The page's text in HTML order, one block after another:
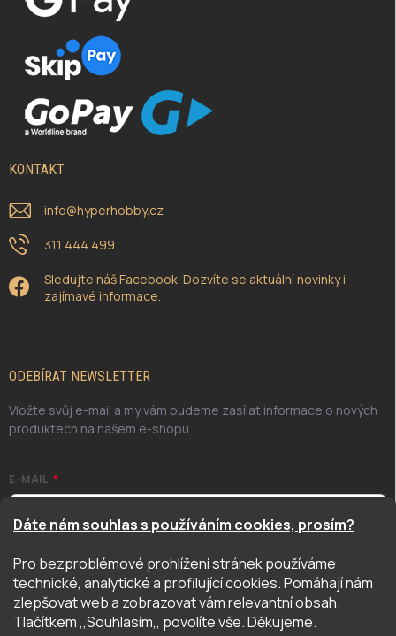
Dáte nám souhlas s používáním cookies, prosím?
Pro bezproblémové prohlížení stránek používáme
technické, analytické a profilující cookies. Pomáhají nám
zlepšovat web a zobrazovat vám relevantní obsah.
Tlačítkem ,,Souhlasím,, povolíte vše. Děkujeme.
KONTAKT
info@hyperhobby.cz
311 444 499
Sledujte náš Facebook. Dozvíte se aktuální novinky i
zajímavé informace.
ODEBÍRAT NEWSLETTER
Vložte svůj e-mail a my vám budeme zasílat informace o nových
produktech na našem e-shopu.
E-MAIL
Odesláním potvrzuji, že jsem se seznámil/a se zásadami
ochrany osobních údajů. Úplné znění naleznetezde
PŘIHLÁSIT SE